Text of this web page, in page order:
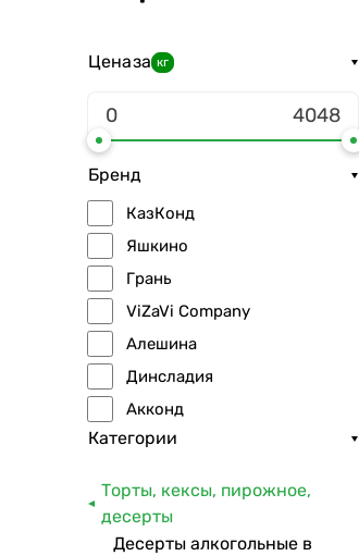
Ценаза кг
Бренд
КазКонд
Яшкино
Грань
ViZaVi Company
Алешина
Динсладия
Акконд
Сладкая Сказка
Хрумка
Категории
Торты, кексы, пирожное,
десерты
Десерты алкогольные в